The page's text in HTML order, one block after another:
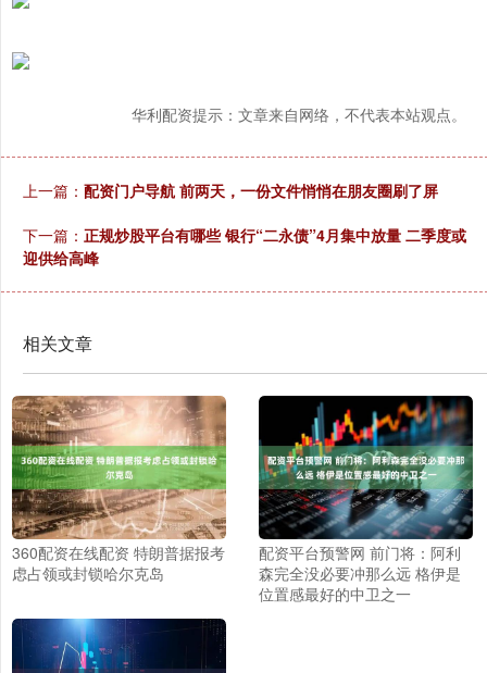
华利配资提示：文章来自网络，不代表本站观点。
上一篇： 配资门户导航 前两天，一份文件悄悄在朋友圈刷了屏
下一篇： 正规炒股平台有哪些 银行“二永债”4月集中放量 二季度或
迎供给高峰
相关文章
360配资在线配资 特朗普据报考
虑占领或封锁哈尔克岛
配资平台预警网 前门将：阿利
森完全没必要冲那么远 格伊是
位置感最好的中卫之一